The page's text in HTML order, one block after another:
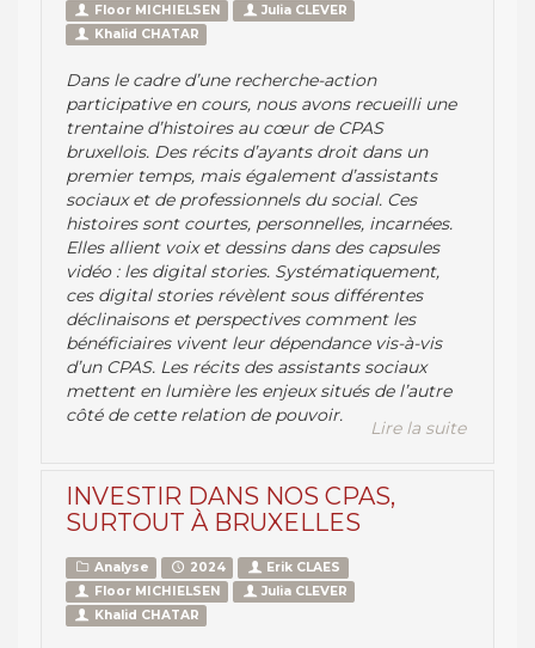
Floor MICHIELSEN
Julia CLEVER
Khalid CHATAR
Dans le cadre d’une recherche-action
participative en cours, nous avons recueilli une
trentaine d’histoires au cœur de CPAS
bruxellois. Des récits d’ayants droit dans un
premier temps, mais également d’assistants
sociaux et de professionnels du social. Ces
histoires sont courtes, personnelles, incarnées.
Elles allient voix et dessins dans des capsules
vidéo : les digital stories. Systématiquement,
ces digital stories révèlent sous différentes
déclinaisons et perspectives comment les
bénéficiaires vivent leur dépendance vis-à-vis
d’un CPAS. Les récits des assistants sociaux
mettent en lumière les enjeux situés de l’autre
côté de cette relation de pouvoir.
Lire la suite
INVESTIR DANS NOS CPAS,
SURTOUT À BRUXELLES
Analyse 2024
Erik CLAES
Floor MICHIELSEN
Julia CLEVER
Khalid CHATAR